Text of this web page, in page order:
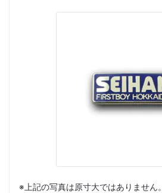
※上記の写真は原寸大ではありません。